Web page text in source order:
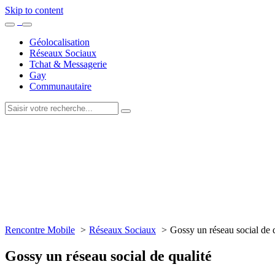
Skip to content
Géolocalisation
Réseaux Sociaux
Tchat & Messagerie
Gay
Communautaire
Rencontre Mobile Réseaux Sociaux Gossy un réseau social de
Gossy un réseau social de qualité